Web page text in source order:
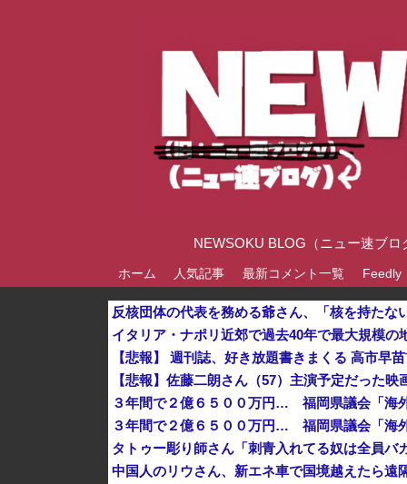
NEWSOKU BLOG（ニュー速ブ
ホーム 人気記事 最新コメント一覧 Feedly
イタリア・ナポリ近郊で過去40年で最大規模の
３年間で２億６５００万円… 福岡県議会「海
３年間で２億６５００万円… 福岡県議会「海
タトゥー彫り師さん「刺青入れてる奴は全員
中国人のリウさん、新エネ車で国境越えたら遠